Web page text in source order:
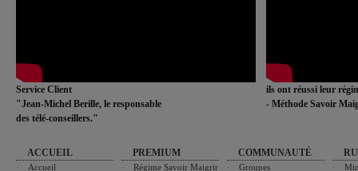
Service Client
"Jean-Michel Berille, le responsable
des télé-conseillers."
ils ont réussi leur
- Méthode Savoir
ACCUEIL
Accueil
PREMIUM
Régime Savoir Maigrir
COMMUNAUTÉ
Groupes